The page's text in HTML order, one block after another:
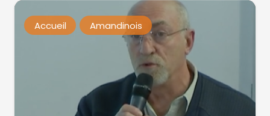
Accueil Amandinois